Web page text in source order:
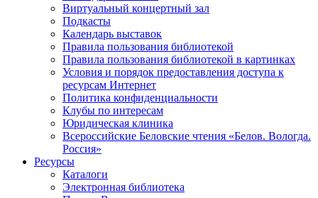
Виртуальный концертный зал
Подкасты
Календарь выставок
Правила пользования библиотекой
Правила пользования библиотекой в картинках
Условия и порядок предоставления доступа к
ресурсам Интернет
Политика конфиденциальности
Клубы по интересам
Юридическая клиника
Всероссийские Беловские чтения «Белов. Вологда.
Россия»
Ресурсы
Каталоги
Электронная библиотека